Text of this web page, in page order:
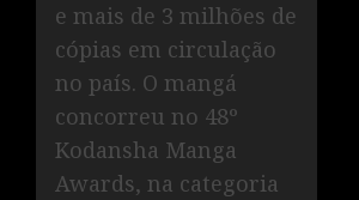
e mais de 3 milhões de
cópias em circulação
no país. O mangá
concorreu no 48º
Kodansha Manga
Awards, na categoria